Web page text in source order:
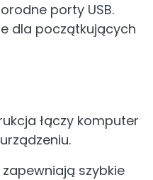
porty USB.
dla początkujących
łączy komputer
zapewniają szybkie